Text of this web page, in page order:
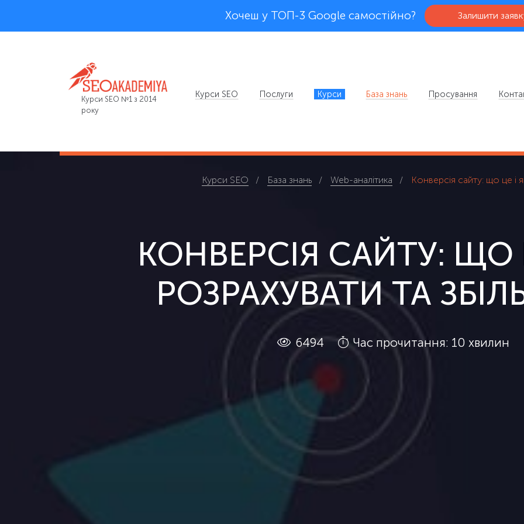
Хочеш у ТОП-3 Google самостійно? Залишити
Курси SEO №1 з 2014
року
Курси SEO Послуги Курси База знань Просування
Курси SEO База знань Web-аналітика Конверсія сайту: що це і як
КОНВЕРСІЯ САЙТУ: ЩО
РОЗРАХУВАТИ ТА
6494 Час прочитання: 10 хвилин